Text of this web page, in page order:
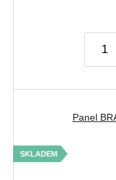
Panel
SKLADEM